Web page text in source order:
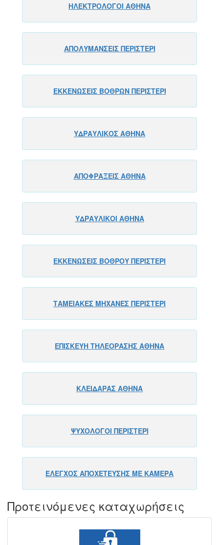
ΗΛΕΚΤΡΟΛΟΓΟΙ ΑΘΗΝΑ
ΑΠΟΛΥΜΑΝΣΕΙΣ ΠΕΡΙΣΤΕΡΙ
ΕΚΚΕΝΩΣΕΙΣ ΒΟΘΡΩΝ ΠΕΡΙΣΤΕΡΙ
ΥΔΡΑΥΛΙΚΟΣ ΑΘΗΝΑ
ΑΠΟΦΡΑΞΕΙΣ ΑΘΗΝΑ
ΥΔΡΑΥΛΙΚΟΙ ΑΘΗΝΑ
ΕΚΚΕΝΩΣΕΙΣ ΒΟΘΡΟΥ ΠΕΡΙΣΤΕΡΙ
ΤΑΜΕΙΑΚΕΣ ΜΗΧΑΝΕΣ ΠΕΡΙΣΤΕΡΙ
ΕΠΙΣΚΕΥΗ ΤΗΛΕΟΡΑΣΗΣ ΑΘΗΝΑ
ΚΛΕΙΔΑΡΑΣ ΑΘΗΝΑ
ΨΥΧΟΛΟΓΟΙ ΠΕΡΙΣΤΕΡΙ
ΕΛΕΓΧΟΣ ΑΠΟΧΕΤΕΥΣΗΣ ΜΕ ΚΑΜΕΡΑ
Προτεινόμενες καταχωρήσεις